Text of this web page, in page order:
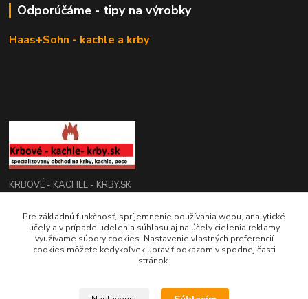
Odporúčáme - tipy na výrobky
Haas+Sohn - kachle a krby
KRBOVÉ - KACHLE - KRBY.SK
0949 476 255
08:00 - 17.00
Pre základnú funkčnosť, spríjemnenie používania webu, analytické
účely a v prípade udelenia súhlasu aj na účely cielenia reklamy
využívame súbory cookies. Nastavenie vlastných preferencií
cookies môžete kedykoľvek upraviť odkazom v spodnej časti
stránok.